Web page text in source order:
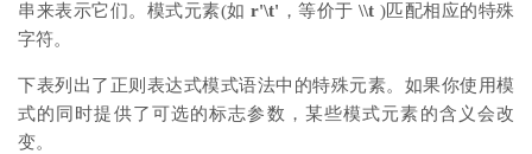
串来表示它们。模式元素(如 r'\t' ，等价于 \\t )匹配相应的特殊
字符。
下表列出了正则表达式模式语法中的特殊元素。如果你使用模
式的同时提供了可选的标志参数，某些模式元素的含义会改
变。